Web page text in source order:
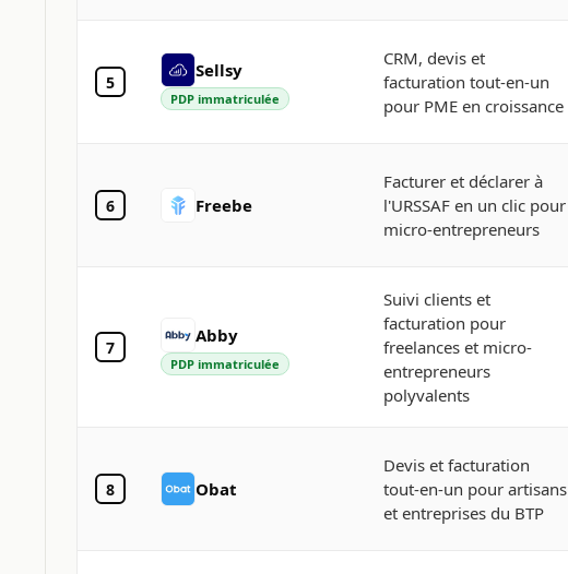
5
Sellsy
PDP immatriculée
CRM, devis et
facturation tout-en-un
pour PME en croissance
6 Freebe
Facturer et déclarer à
l'URSSAF en un clic pour
micro-entrepreneurs
7
Abby
PDP immatriculée
Suivi clients et
facturation pour
freelances et micro-
entrepreneurs
polyvalents
8 Obat
Devis et facturation
tout-en-un pour artisans
et entreprises du BTP